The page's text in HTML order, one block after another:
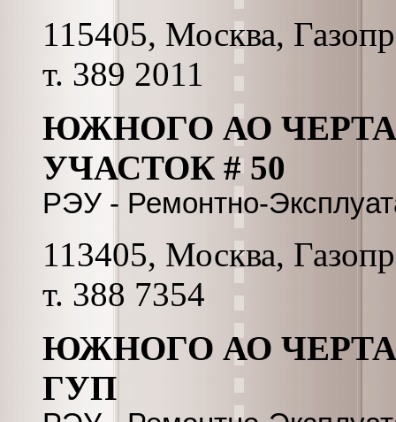
115405, Москва,
т. 389 2011
ЮЖНОГО АО
УЧАСТОК # 50
РЭУ - Ремонтно-
113405, Москва,
т. 388 7354
ЮЖНОГО АО
ГУП